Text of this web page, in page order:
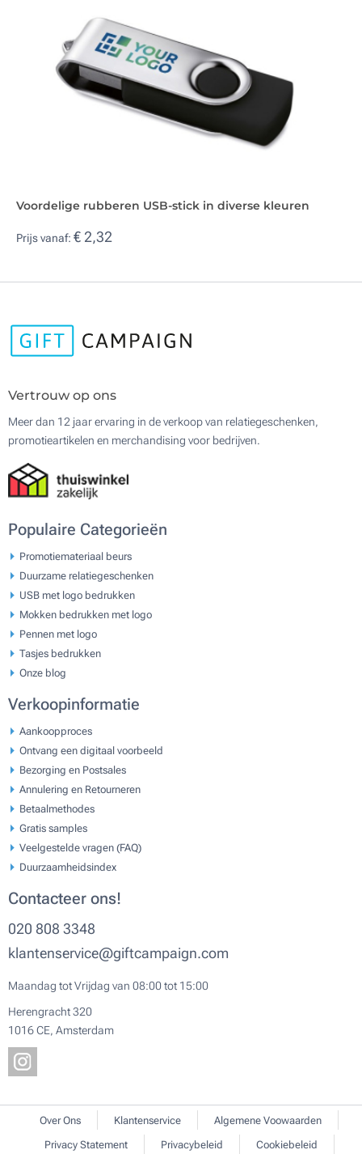
Voordelige rubberen USB-stick in diverse kleuren
Prijs vanaf: € 2,32
Vertrouw op ons
Meer dan 12 jaar ervaring in de verkoop van relatiegeschenken,
promotieartikelen en merchandising voor bedrijven.
Populaire Categorieën
Promotiemateriaal beurs
Duurzame relatiegeschenken
USB met logo bedrukken
Mokken bedrukken met logo
Pennen met logo
Tasjes bedrukken
Onze blog
Verkoopinformatie
Aankoopproces
Ontvang een digitaal voorbeeld
Bezorging en Postsales
Annulering en Retourneren
Betaalmethodes
Gratis samples
Veelgestelde vragen (FAQ)
Duurzaamheidsindex
Contacteer ons!
020 808 3348
klantenservice@giftcampaign.com
Maandag tot Vrijdag van 08:00 tot 15:00
Herengracht 320
1016 CE, Amsterdam
Over Ons Klantenservice
Algemene Voowaarden
Privacy Statement
Privacybeleid Cookiebeleid